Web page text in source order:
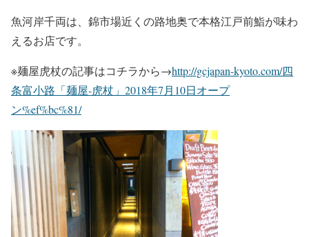
魚河岸千両は、錦市場近くの路地奥で本格江戸前鮨が味わ
えるお店です。
※麺屋虎杖の記事はコチラから→http://gcjapan-kyoto.com/四
条富小路「麺屋-虎杖」2018年7月10日オープ
ン%ef%bc%81/